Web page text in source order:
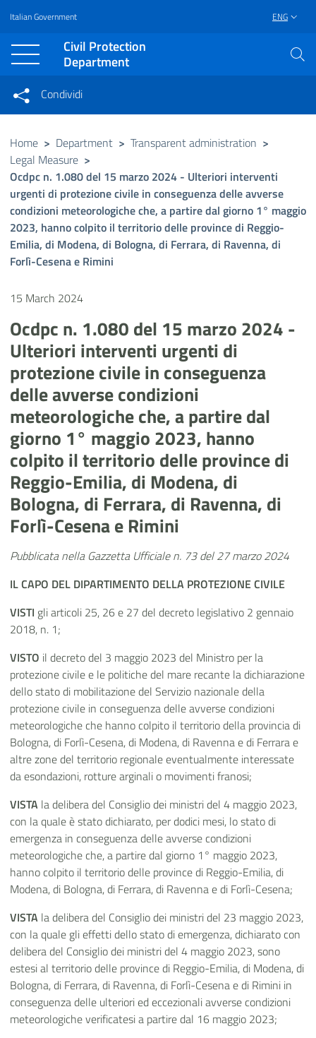
Vai al contenuto principale
Raggiungi il piè di pagina
Italian Government ENG
Civil Protection
Department
Condividi su Facebook
Condividi su Twitter
Condividi
Condividi sui social network
Home > Department > Transparent administration >
Legal Measure >
Ocdpc n. 1.080 del 15 marzo 2024 - Ulteriori interventi
urgenti di protezione civile in conseguenza delle avverse
condizioni meteorologiche che, a partire dal giorno 1° maggio
2023, hanno colpito il territorio delle province di Reggio-
Emilia, di Modena, di Bologna, di Ferrara, di Ravenna, di
Forlì-Cesena e Rimini
15 March 2024
Ocdpc n. 1.080 del 15 marzo 2024 -
Ulteriori interventi urgenti di
protezione civile in conseguenza
delle avverse condizioni
meteorologiche che, a partire dal
giorno 1° maggio 2023, hanno
colpito il territorio delle province di
Reggio-Emilia, di Modena, di
Bologna, di Ferrara, di Ravenna, di
Forlì-Cesena e Rimini
Pubblicata nella Gazzetta Ufficiale n. 73 del 27 marzo 2024
IL CAPO DEL DIPARTIMENTO DELLA PROTEZIONE CIVILE
VISTI gli articoli 25, 26 e 27 del decreto legislativo 2 gennaio
2018, n. 1;
VISTO il decreto del 3 maggio 2023 del Ministro per la
protezione civile e le politiche del mare recante la dichiarazione
dello stato di mobilitazione del Servizio nazionale della
protezione civile in conseguenza delle avverse condizioni
meteorologiche che hanno colpito il territorio della provincia di
Bologna, di Forlì-Cesena, di Modena, di Ravenna e di Ferrara e
altre zone del territorio regionale eventualmente interessate
da esondazioni, rotture arginali o movimenti franosi;
VISTA la delibera del Consiglio dei ministri del 4 maggio 2023,
con la quale è stato dichiarato, per dodici mesi, lo stato di
emergenza in conseguenza delle avverse condizioni
meteorologiche che, a partire dal giorno 1° maggio 2023,
hanno colpito il territorio delle province di Reggio-Emilia, di
Modena, di Bologna, di Ferrara, di Ravenna e di Forlì-Cesena;
VISTA la delibera del Consiglio dei ministri del 23 maggio 2023,
con la quale gli effetti dello stato di emergenza, dichiarato con
delibera del Consiglio dei ministri del 4 maggio 2023, sono
estesi al territorio delle province di Reggio-Emilia, di Modena, di
Bologna, di Ferrara, di Ravenna, di Forlì-Cesena e di Rimini in
conseguenza delle ulteriori ed eccezionali avverse condizioni
meteorologiche verificatesi a partire dal 16 maggio 2023;